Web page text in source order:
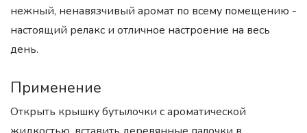
нежный, ненавязчивый аромат по всему помещению -
настоящий релакс и отличное настроение на весь
день.
Применение
Открыть крышку бутылочки с ароматической